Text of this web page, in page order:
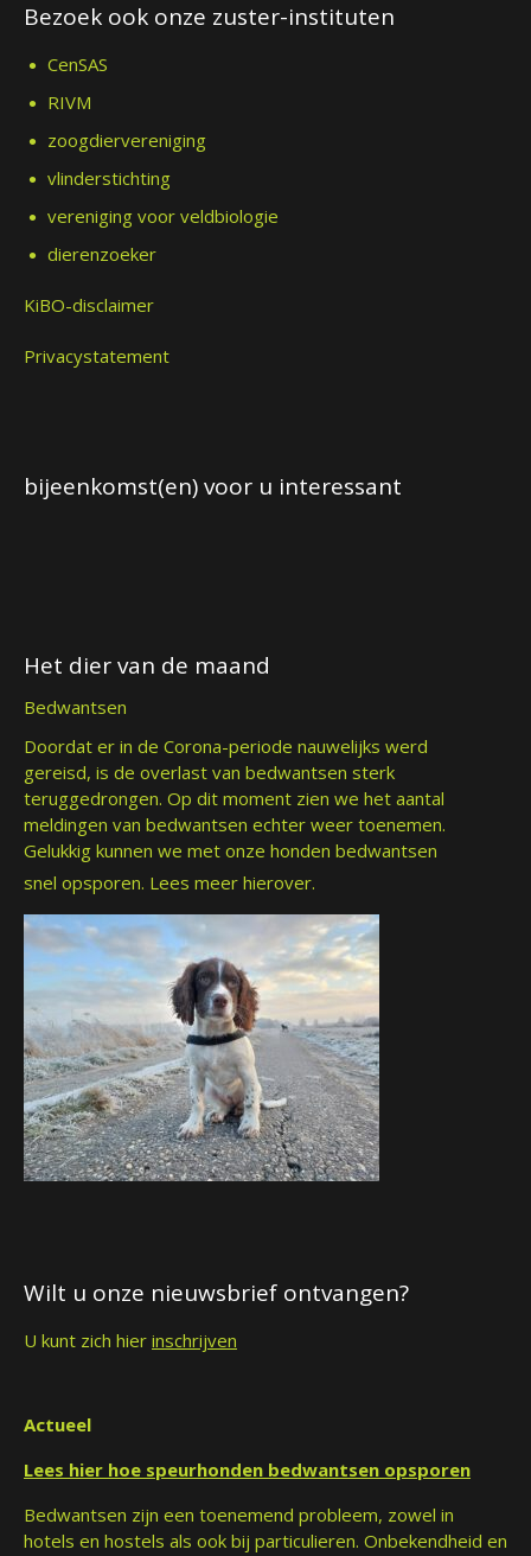
Bezoek ook onze zuster-instituten
CenSAS
RIVM
zoogdiervereniging
vlinderstichting
vereniging voor veldbiologie
dierenzoeker
KiBO-disclaimer
Privacystatement
bijeenkomst(en) voor u interessant
Het dier van de maand
Bedwantsen
Doordat er in de Corona-periode nauwelijks werd
gereisd, is de overlast van bedwantsen sterk
teruggedrongen. Op dit moment zien we het aantal
meldingen van bedwantsen echter weer toenemen.
Gelukkig kunnen we met onze honden bedwantsen
snel opsporen. Lees meer hierover.
Wilt u onze nieuwsbrief ontvangen?
U kunt zich hier inschrijven
Actueel
Lees hier hoe speurhonden bedwantsen opsporen
Bedwantsen zijn een toenemend probleem, zowel in
hotels en hostels als ook bij particulieren. Onbekendheid en